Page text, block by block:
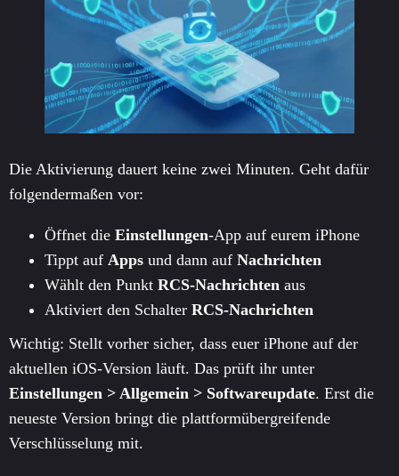
Die Aktivierung dauert keine zwei Minuten. Geht dafür
folgendermaßen vor:
Öffnet die Einstellungen-App auf eurem iPhone
Tippt auf Apps und dann auf Nachrichten
Wählt den Punkt RCS-Nachrichten aus
Aktiviert den Schalter RCS-Nachrichten
Wichtig: Stellt vorher sicher, dass euer iPhone auf der
aktuellen iOS-Version läuft. Das prüft ihr unter
Einstellungen > Allgemein > Softwareupdate. Erst die
neueste Version bringt die plattformübergreifende
Verschlüsselung mit.